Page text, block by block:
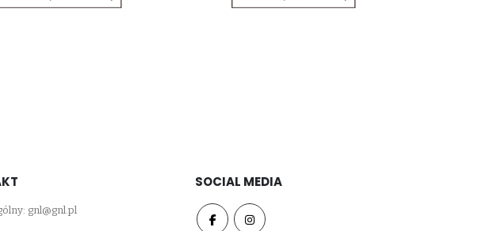
gnl@gnl.pl
SOCIAL MEDIA